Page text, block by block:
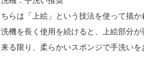
ちらは「上絵」という技法を使って描か
機を長く使用を続けると、上絵部分
る限り、柔らかいスポンジで手洗いを